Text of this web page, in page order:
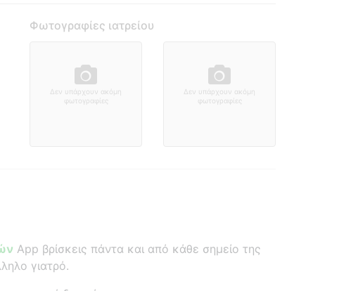
Φωτογραφίες ιατρείου
Δεν υπάρχουν ακόμη
φωτογραφίες
Δεν υπάρχουν ακόμη
φωτογραφίες
App βρίσκεις πάντα και από κάθε σημείο της
γιατρό.